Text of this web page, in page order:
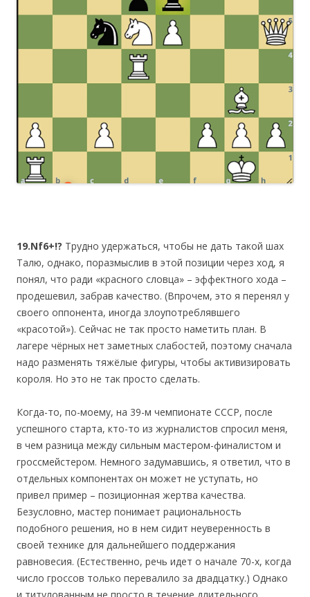
19.Nf6+!? Трудно удержаться, чтобы не дать такой шах
Талю, однако, поразмыслив в этой позиции через ход, я
понял, что ради «красного словца» – эффектного хода –
продешевил, забрав качество. (Впрочем, это я перенял у
своего оппонента, иногда злоупотреблявшего
«красотой»). Сейчас не так просто наметить план. В
лагере чёрных нет заметных слабостей, поэтому сначала
надо разменять тяжёлые фигуры, чтобы активизировать
короля. Но это не так просто сделать.
Когда-то, по-моему, на 39-м чемпионате СССР, после
успешного старта, кто-то из журналистов спросил меня,
в чем разница между сильным мастером-финалистом и
гроссмейстером. Немного задумавшись, я ответил, что в
отдельных компонентах он может не уступать, но
привел пример – позиционная жертва качества.
Безусловно, мастер понимает рациональность
подобного решения, но в нем сидит неуверенность в
своей технике для дальнейшего поддержания
равновесия. (Естественно, речь идет о начале 70-х, когда
число гроссов только перевалило за двадцатку.) Однако